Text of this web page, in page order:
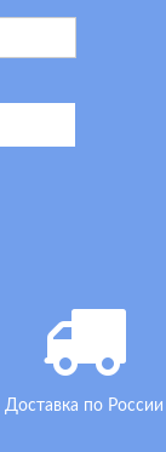
Доставка по России